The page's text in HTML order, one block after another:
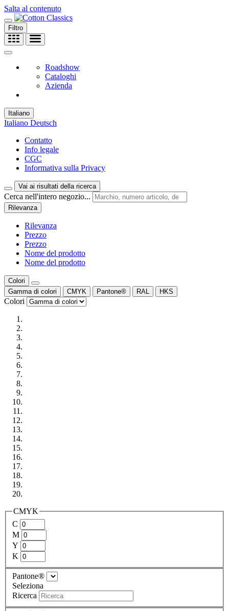
Salta al contenuto
Filtro
Roadshow
Cataloghi
Azienda
Italiano
Italiano Deutsch
Contatto
Info legale
CGC
Informativa sulla Privacy
Vai ai risultati della ricerca
Cerca nell'intero negozio...
Rilevanza
Rilevanza
Prezzo
Prezzo
Nome del prodotto
Nome del prodotto
Colori
Gamma di colori
CMYK Pantone® RAL HKS
Colori
CMYK
C
M
Y
K
Pantone®
Seleziona
Ricerca